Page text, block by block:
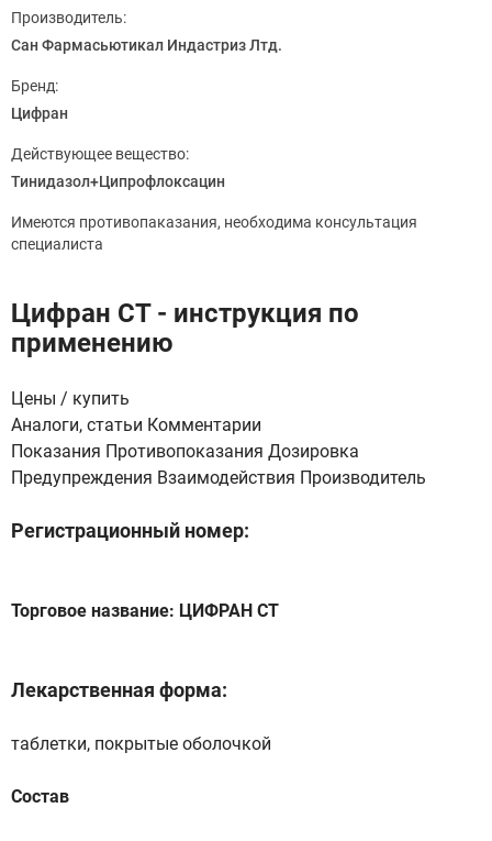
Производитель:
Сан Фармасьютикал Индастриз Лтд.
Бренд:
Цифран
Действующее вещество:
Тинидазол+Ципрофлоксацин
Имеются противопаказания, необходима консультация
специалиста
Цифран СТ - инструкция по
применению
Цены / купить
Аналоги, статьи Комментарии
Показания Противопоказания Дозировка
Предупреждения Взаимодействия Производитель
Регистрационный номер:
Торговое название: ЦИФРАН СТ
Лекарственная форма:
таблетки, покрытые оболочкой
Состав